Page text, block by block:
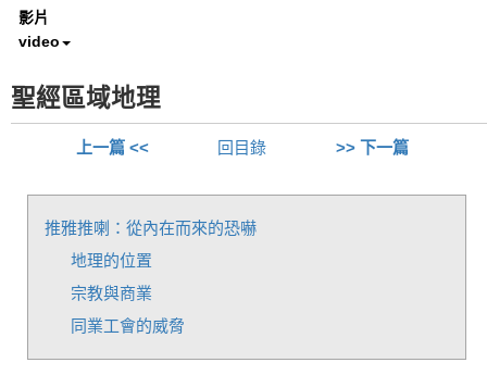
影片
video
聖經區域地理
上一篇 << >> 下一篇
回目錄
推雅推喇：從內在而來的恐嚇
地理的位置
宗教與商業
同業工會的威脅